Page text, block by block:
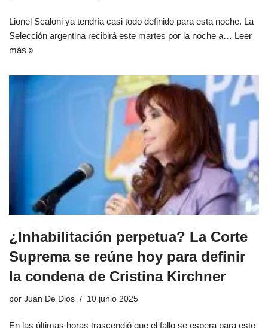
Lionel Scaloni ya tendría casi todo definido para esta noche. La
Selección argentina recibirá este martes por la noche a… Leer
más »
¿Inhabilitación perpetua? La Corte
Suprema se reúne hoy para definir
la condena de Cristina Kirchner
por Juan De Dios 10 junio 2025
En las últimas horas trascendió que el fallo se espera para este